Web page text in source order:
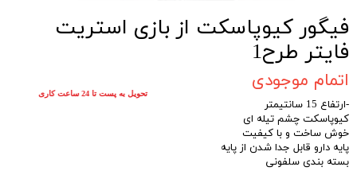
فیگور کیوپاسکت از بازی استریت
فایتر طرح1
اتمام موجودی
-ارتفاع 15 سانتیمتر
کیوپاسکت چشم تیله ای
خوش ساخت و با کیفیت
پایه دارو قابل جدا شدن از پایه
بسته بندی سلفونی
تحویل به پست تا 24 ساعت کاری